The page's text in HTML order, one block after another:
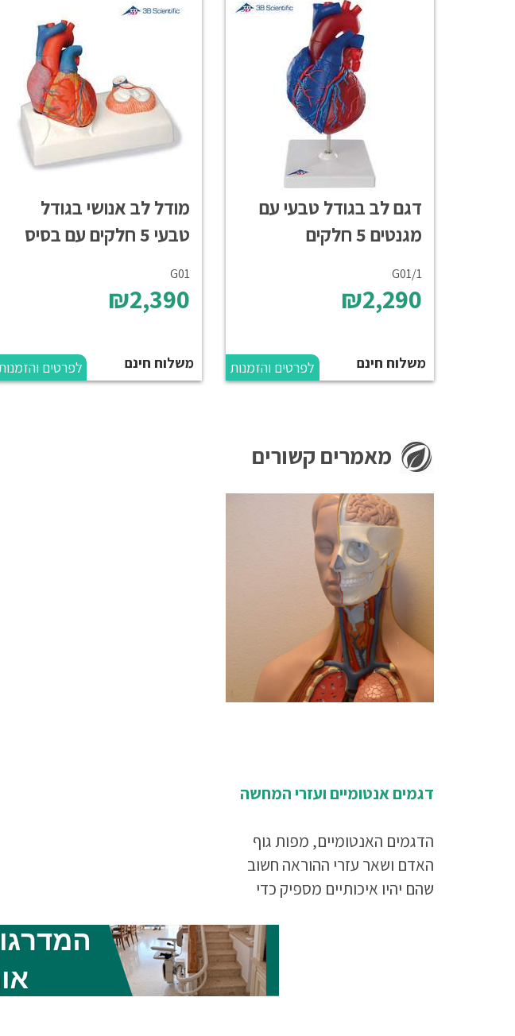
דגם לב בגודל טבעי עם
מגנטים 5 חלקים
G01/1
₪2,290
משלוח חינם לפרטים והזמנות
מודל לב אנושי בגודל
טבעי 5 חלקים עם בסיס
G01
₪2,390
משלוח חינם לפרטים
מאמרים קשורים
דגמים אנטומיים ועזרי המחשה
הדגמים האנטומיים, מפות גוף
האדם ושאר עזרי ההוראה חשוב
שהם יהיו איכותיים מספיק כדי